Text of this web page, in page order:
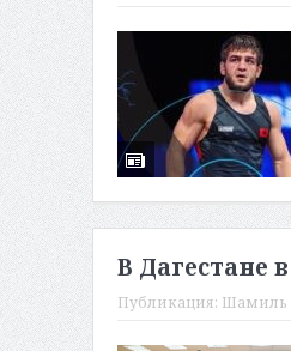
В Дагестане
Публикация: Шамиль